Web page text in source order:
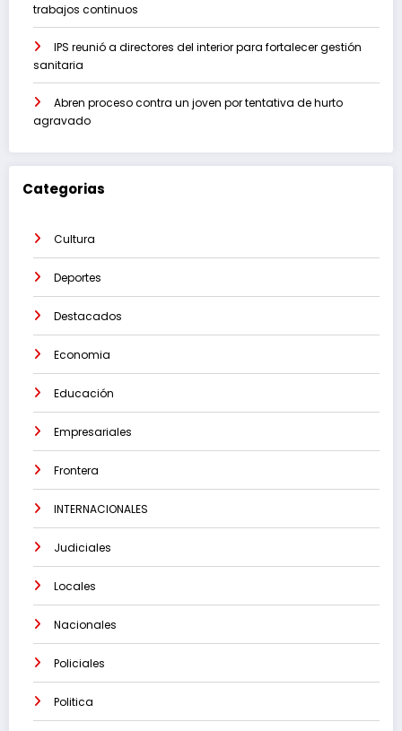
trabajos continuos
IPS reunió a directores del interior para fortalecer gestión
sanitaria
Abren proceso contra un joven por tentativa de hurto
agravado
Categorias
Cultura
Deportes
Destacados
Economia
Educación
Empresariales
Frontera
INTERNACIONALES
Judiciales
Locales
Nacionales
Policiales
Politica